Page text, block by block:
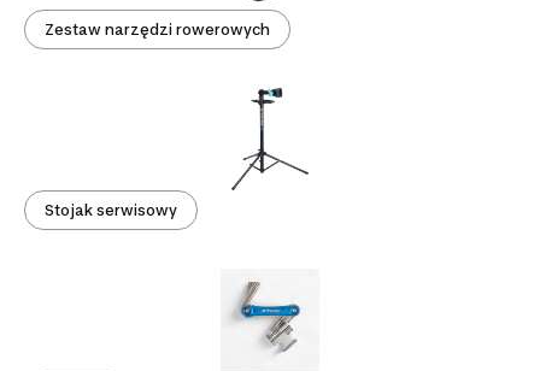
Zestaw narzędzi rowerowych
Stojak serwisowy